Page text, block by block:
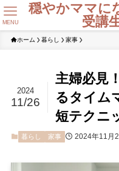
穏やかママに
受講
MENU
ホーム 暮らし 家事
主婦必見
るタイム
短テクニ
2024
11/26
暮らし 家事 2024年11月